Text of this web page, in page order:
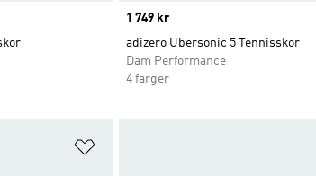
Price
1 749 kr
adizero Ubersonic 5 Tennisskor
Dam Performance
4 färger